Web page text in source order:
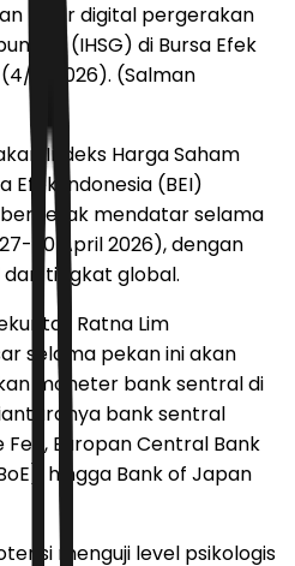
layar digital pergerakan
(IHSG) di Bursa Efek
(4/3/2026). (Salman
Indeks Harga Saham
Efek Indonesia (BEI)
mendatar selama
30 April 2026), dengan
tingkat global.
Ratna Lim
selama pekan ini akan
moneter bank sentral di
bank sentral
Europan Central Bank
hingga Bank of Japan
menguji level psikologis